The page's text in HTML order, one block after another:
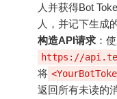
人并获得Bot
人，并记下生成
构造API请求 ：
https://
将
返回所有未读的